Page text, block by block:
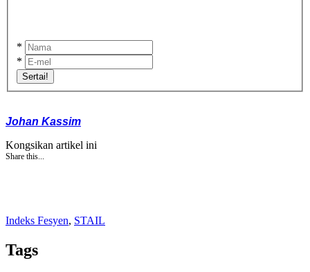
*
*
Sertai!
Johan Kassim
Kongsikan artikel ini
Share this...
Indeks Fesyen, STAIL
Tags